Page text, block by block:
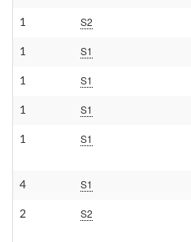
1 S2
1 S1
1 S1
1 S1
1 S1
4 S1
2 S2